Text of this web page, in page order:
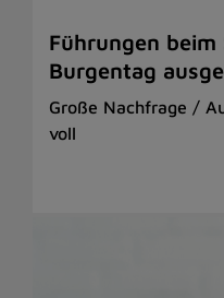
Führungen beim
Burgentag
Große Nachfrage /
voll